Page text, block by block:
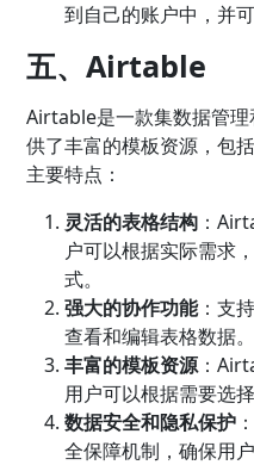
到自己的账户中，并
五、Airtable
Airtable是一款集数据管
供了丰富的模板资源，包
主要特点：
灵活的表格结构 ：
户可以根据实际需求
式。
强大的协作功能：支
查看和编辑表格数据。
丰富的模板资源：
用户可以根据需要选
数据安全和隐私保护
全保障机制，确保用